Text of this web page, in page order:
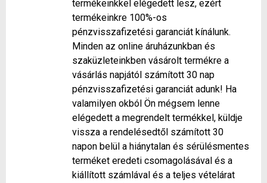
termékeinkkel elégedett lesz, ezért
termékeinkre 100%-os
pénzvisszafizetési garanciát kínálunk.
Minden az online áruházunkban és
szaküzleteinkben vásárolt termékre a
vásárlás napjától számított 30 nap
pénzvisszafizetési garanciát adunk! Ha
valamilyen okból Ön mégsem lenne
elégedett a megrendelt termékkel, küldje
vissza a rendelésedtől számított 30
napon belül a hiánytalan és sérülésmentes
terméket eredeti csomagolásával és a
kiállított számlával és a teljes vételárat